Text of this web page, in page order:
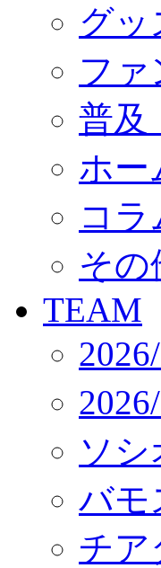
ACADEMY
アカデミー
コーチ&スタ
ジュニア
ジュニアユ
ユース
練習拠点（
SCHOOL
CLUB
パートナー
クラブ理念
サステナビ
Web制作支援
応援プロジ
グッ
ファ
普及
ホー
コラ
その
TEAM
ソシ
バモ
チア